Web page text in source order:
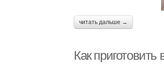
читать дальше →
Как